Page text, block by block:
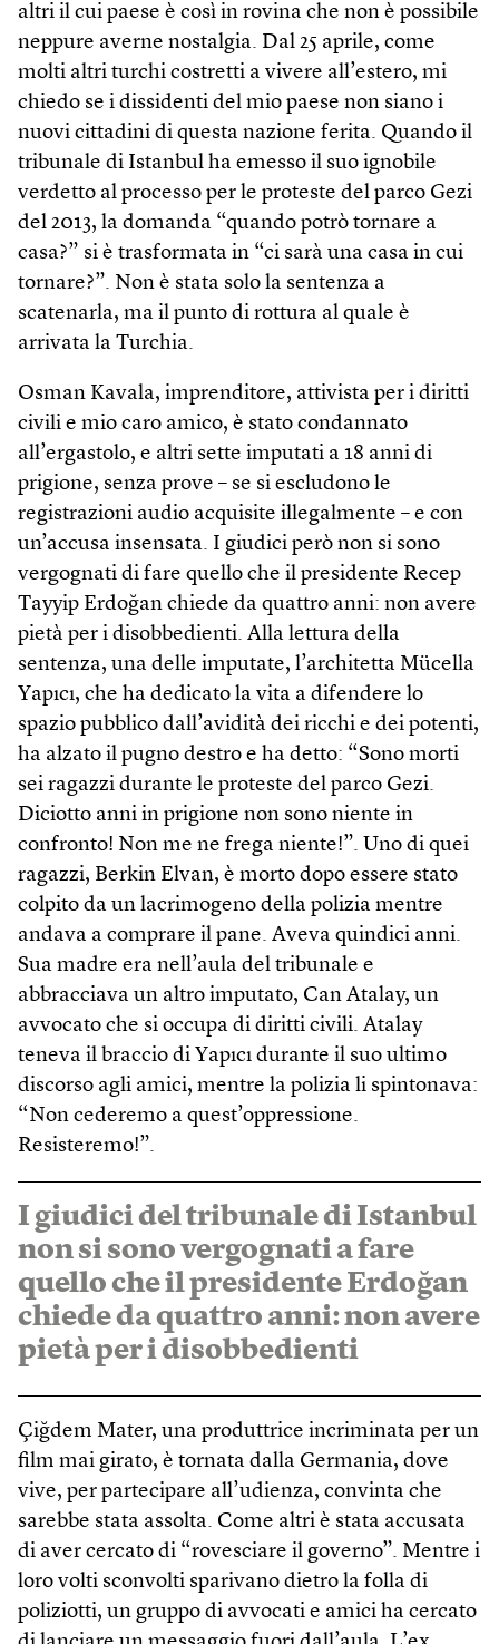
altri il cui paese è così in rovina che non è possibile
neppure averne nostalgia. Dal 25 aprile, come
molti altri turchi costretti a vivere all’estero, mi
chiedo se i dissidenti del mio paese non siano i
nuovi cittadini di questa nazione ferita. Quando il
tribunale di Istanbul ha emesso il suo ignobile
verdetto al processo per le proteste del parco Gezi
del 2013, la domanda “quando potrò tornare a
casa?” si è trasformata in “ci sarà una casa in cui
tornare?”. Non è stata solo la sentenza a
scatenarla, ma il punto di rottura al quale è
arrivata la Turchia.
Osman Kavala, imprenditore, attivista per i diritti
civili e mio caro amico, è stato condannato
all’ergastolo, e altri sette imputati a 18 anni di
prigione, senza prove – se si escludono le
registrazioni audio acquisite illegalmente – e con
un’accusa insensata. I giudici però non si sono
vergognati di fare quello che il presidente Recep
Tayyip Erdoğan chiede da quattro anni: non avere
pietà per i disobbedienti. Alla lettura della
sentenza, una delle imputate, l’architetta Mücella
Yapıcı, che ha dedicato la vita a difendere lo
spazio pubblico dall’avidità dei ricchi e dei potenti,
ha alzato il pugno destro e ha detto: “Sono morti
sei ragazzi durante le proteste del parco Gezi.
Diciotto anni in prigione non sono niente in
confronto! Non me ne frega niente!”. Uno di quei
ragazzi, Berkin Elvan, è morto dopo essere stato
colpito da un lacrimogeno della polizia mentre
andava a comprare il pane. Aveva quindici anni.
Sua madre era nell’aula del tribunale e
abbracciava un altro imputato, Can Atalay, un
avvocato che si occupa di diritti civili. Atalay
teneva il braccio di Yapıcı durante il suo ultimo
discorso agli amici, mentre la polizia li spintonava:
“Non cederemo a quest’oppressione.
Resisteremo!”.
I giudici del tribunale di Istanbul
non si sono vergognati a fare
quello che il presidente Erdoğan
chiede da quattro anni: non avere
pietà per i disobbedienti
Çiğdem Mater, una produttrice incriminata per un
film mai girato, è tornata dalla Germania, dove
vive, per partecipare all’udienza, convinta che
sarebbe stata assolta. Come altri è stata accusata
di aver cercato di “rovesciare il governo”. Mentre i
loro volti sconvolti sparivano dietro la folla di
poliziotti, un gruppo di avvocati e amici ha cercato